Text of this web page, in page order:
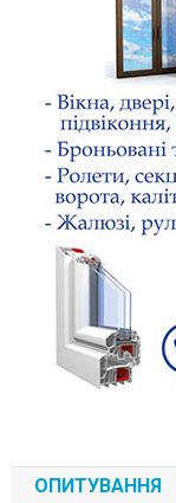
ОПИТУВАННЯ